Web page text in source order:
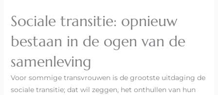
Sociale transitie: opnieuw
bestaan in de ogen van de
samenleving
Voor sommige transvrouwen is de grootste uitdaging de
sociale transitie; dat wil zeggen, het onthullen van hun